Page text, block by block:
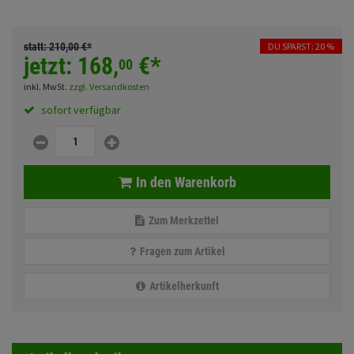
Gepäck Zubehör
Zubehör
Merchandise
Anmelden | Registrieren
statt:210,00€*
jetzt: 168,00 €*
DU SPARST: 20 %
inkl. MwSt. zzgl. Versandkosten
sofort verfügbar
In den Warenkorb
Zum Merkzettel
Fragen zum Artikel
Artikelherkunft